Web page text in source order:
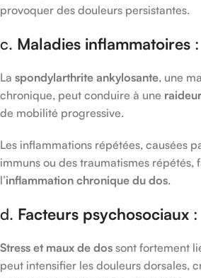
provoquer des douleurs persistantes.
c. Maladies inflammatoires :
La spondylarthrite ankylosante, une
chronique, peut conduire à une
de mobilité progressive.
Les inflammations répétées, causées
immuns ou des traumatismes répétés,
l’inflammation chronique du dos.
d. Facteurs psychosociaux :
Stress et maux de dos sont fortement
peut intensifier les douleurs dorsales,